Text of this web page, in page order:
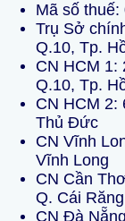
Mã số thuế:
Trụ Sở
Q.10, Tp.
CN HCM 1:
Q.10, Tp.
CN HCM 2:
Thủ Đức
CN Vĩnh
Vĩnh Long
CN Cần
Q. Cái
CN Đà